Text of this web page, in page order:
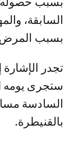
السابقة،
بسبب
تجدر الإشارة
ستجرى يومه
السادسة
بالقنيطرة.